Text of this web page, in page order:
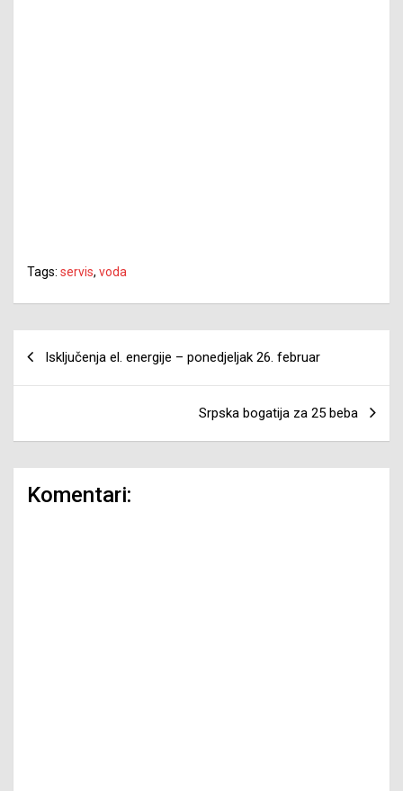
Tags: servis, voda
članaka
Isključenja el. energije – ponedjeljak 26. februar
Srpska bogatija za 25 beba
Komentari: